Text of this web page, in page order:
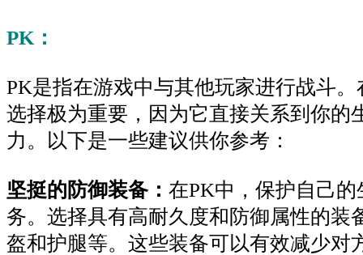
PK：
PK是指在游戏中与其他玩家进行战斗
选择极为重要，因为它直接关系到你的
力。以下是一些建议供你参考：
坚挺的防御装备： 在PK中，保护自己
务。选择具有高耐久度和防御属性的装
盔和护腿等。这些装备可以有效减少对